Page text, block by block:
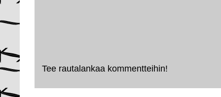
Tee rautalankaa kommentteihin!